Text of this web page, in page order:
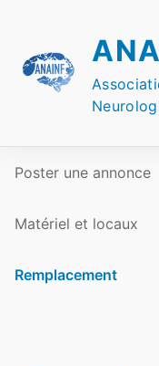
content
Poster une annonce
Matériel et locaux
Remplacement